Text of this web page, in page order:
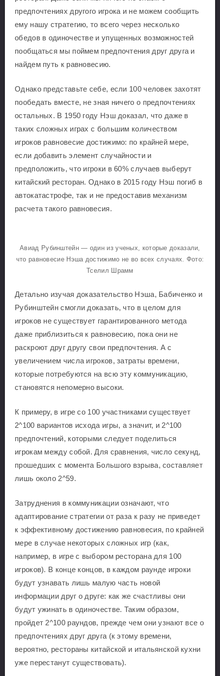
предпочтениях другого игрока и не можем сообщить
ему нашу стратегию, то всего через несколько
обедов в одиночестве и упущенных возможностей
пообщаться мы поймем предпочтения друг друга и
найдем путь к равновесию.
Однако представьте себе, если 100 человек захотят
пообедать вместе, не зная ничего о предпочтениях
остальных. В 1950 году Нэш доказал, что даже в
таких сложных играх с большим количеством
игроков равновесие достижимо: по крайней мере,
если добавить элемент случайности и
предположить, что игроки в 60% случаев выберут
китайский ресторан. Однако в 2015 году Нэш погиб в
автокатастрофе, так и не предоставив механизм
расчета такого равновесия.
Авиад Рубинштейн — один из ученых, которые доказали,
что равновесие Нэша достижимо не во всех случаях. Фото:
Тселил Шрамм
Детально изучая доказательство Нэша, Бабиченко и
Рубинштейн смогли доказать, что в целом для
игроков не существует гарантированного метода
даже приблизиться к равновесию, пока они не
раскроют друг другу свои предпочтения. А с
увеличением числа игроков, затраты времени,
которые потребуются на всю эту коммуникацию,
становятся непомерно высоки.
К примеру, в игре со 100 участниками существует
2^100 вариантов исхода игры, а значит, и 2^100
предпочтений, которыми следует поделиться
игрокам между собой. Для сравнения, число секунд,
прошедших с момента Большого взрыва, составляет
лишь около 2^59.
Затруднения в коммуникации означают, что
адаптирование стратегии от раза к разу не приведет
к эффективному достижению равновесия, по крайней
мере в случае некоторых сложных игр (как,
например, в игре с выбором ресторана для 100
игроков). В конце концов, в каждом раунде игроки
будут узнавать лишь малую часть новой
информации друг о друге: как же счастливы они
будут ужинать в одиночестве. Таким образом,
пройдет 2^100 раундов, прежде чем они узнают все о
предпочтениях друг друга (к этому времени,
вероятно, рестораны китайской и итальянской кухни
уже перестанут существовать).